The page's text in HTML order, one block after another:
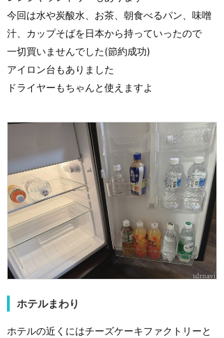
今回は水や炭酸水、お茶、朝食べるパン、味噌
汁、カップそばを日本から持っていったので
一切買いませんでした(節約成功)
アイロン台もありました
ドライヤーもちゃんと使えますよ
ホテルまわり
ホテルの近くにはチーズケーキファクトリーと